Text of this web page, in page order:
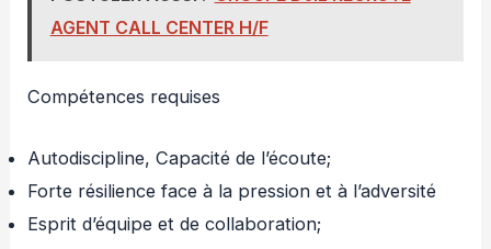
AGENT CALL CENTER H/F
Compétences requises
Autodiscipline, Capacité de l’écoute;
Forte résilience face à la pression et à l’adversité
Esprit d’équipe et de collaboration;